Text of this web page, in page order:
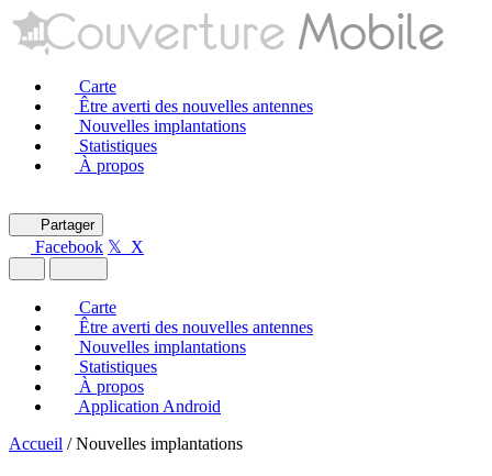
Carte
Être averti des nouvelles antennes
Nouvelles implantations
Statistiques
À propos
Partager
Facebook 𝕏 X
Carte
Être averti des nouvelles antennes
Nouvelles implantations
Statistiques
À propos
Application Android
Accueil / Nouvelles implantations